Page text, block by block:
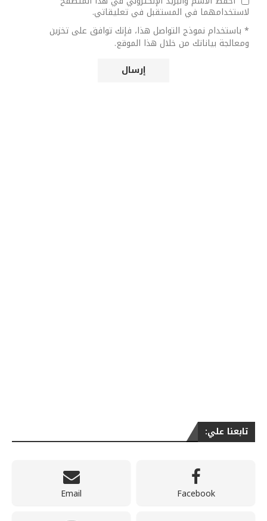
لاستخدامهما في المستقبل في تعليقاتي.
* باستخدام نموذج التواصل هذا، فإنك توافق على تخزين
ومعالجة بياناتك من خلال هذا الموقع.
تابعنا علي:
Facebook
Email